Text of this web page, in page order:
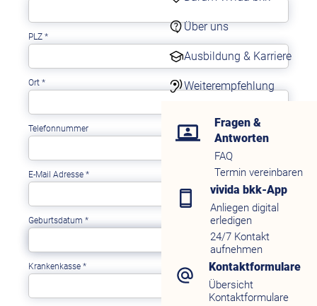
Über uns
Ausbildung & Karriere
Weiterempfehlung
Fragen &
Antworten
FAQ
Termin vereinbaren
vivida bkk-App
Anliegen digital
erledigen
24/7 Kontakt
aufnehmen
Kontaktformulare
Übersicht
Kontaktformulare
PLZ *
Ort *
Telefonnummer
E-Mail Adresse *
Geburtsdatum *
Krankenkasse *